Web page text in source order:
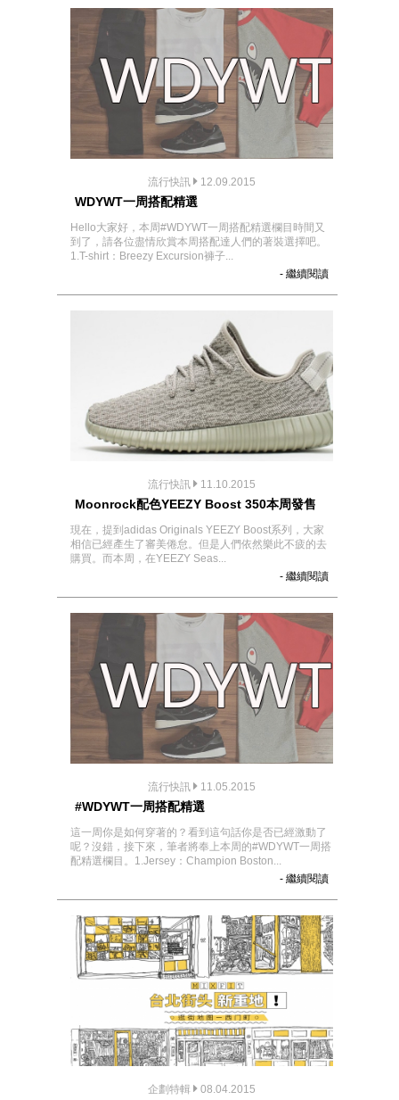
流行快訊 12.09.2015
WDYWT一周搭配精選
Hello大家好，本周#WDYWT一周搭配精選欄目時間又
到了，請各位盡情欣賞本周搭配達人們的著裝選擇吧。
1.T-shirt：Breezy Excursion褲子...
- 繼續閱讀
流行快訊 11.10.2015
Moonrock配色YEEZY Boost 350本周發售
現在，提到adidas Originals YEEZY Boost系列，大家
相信已經產生了審美倦怠。但是人們依然樂此不疲的去
購買。而本周，在YEEZY Seas...
- 繼續閱讀
流行快訊 11.05.2015
#WDYWT一周搭配精選
這一周你是如何穿著的？看到這句話你是否已經激動了
呢？沒錯，接下來，筆者將奉上本周的#WDYWT一周搭
配精選欄目。1.Jersey：Champion Boston...
- 繼續閱讀
企劃特輯 08.04.2015